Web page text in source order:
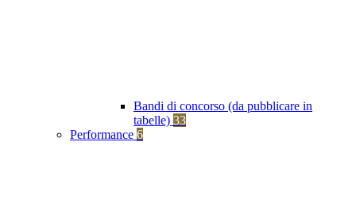
Bandi di concorso (da pubblicare in
tabelle) 33
Performance 6